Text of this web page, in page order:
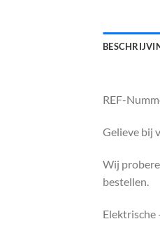
REF-
Gelieve bij
Wij
bestellen.
Elektrische